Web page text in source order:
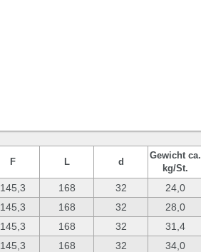
F L d
Gewicht ca.
kg/St.
145,3 168 32
24,0
145,3 168 32
28,0
145,3 168 32
31,4
145,3 168 32
34,0